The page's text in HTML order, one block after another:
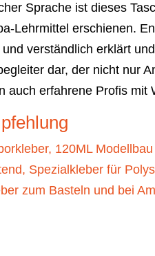
Sprache ist dieses
Lehrmittel erschienen.
verständlich erklärt
dar, der nicht nur
auch erfahrene Profis mit
120ML
Spezialkleber für
zum Basteln und bei